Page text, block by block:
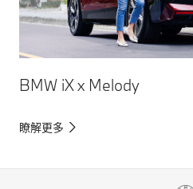
BMW iX x Melody
瞭解更多